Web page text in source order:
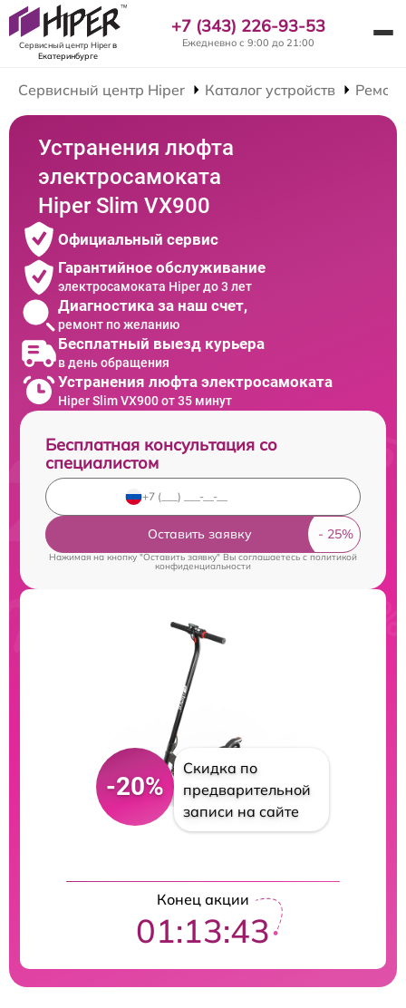
Сервисный центр Hiperв
Екатеринбурге
+7 (343) 226-93-53
Ежедневно с 9:00 до 21:00
Сервисный центр Hiper Каталог устройств
Устранения люфта
электросамоката
Hiper Slim VX900
Официальный сервис
Гарантийное обслуживание
электросамоката Hiper до 3 лет
Диагностика за наш счет,
ремонт по желанию
Бесплатный выезд курьера
в день обращения
Устранения люфта электросамоката
Hiper Slim VX900 от 35 минут
Бесплатная консультация со
специалистом
Оставить заявку
Нажимая на кнопку "Оставить заявку" Вы соглашаетесь cполитикой
конфиденциальности
-20%
Скидка по
предварительной
записи на сайте
Конец акции
01:13:42